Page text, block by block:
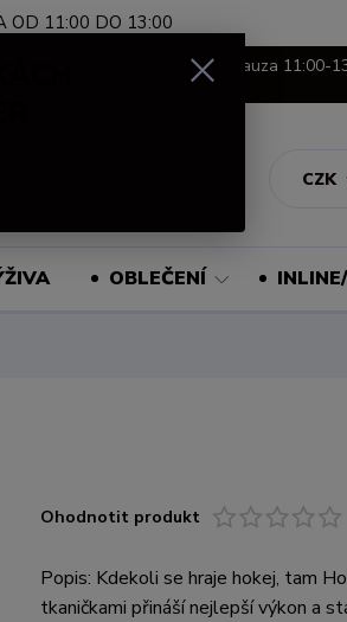
OD 11:00 DO 13:00
CZK
Po-Pá, 8:00-16:00 pauza 11:00-
OBLEČENÍ
Ohodnotit produkt
Popis: Kdekoli se hraje hokej, tam
tkaničkami přináší nejlepší výkon a